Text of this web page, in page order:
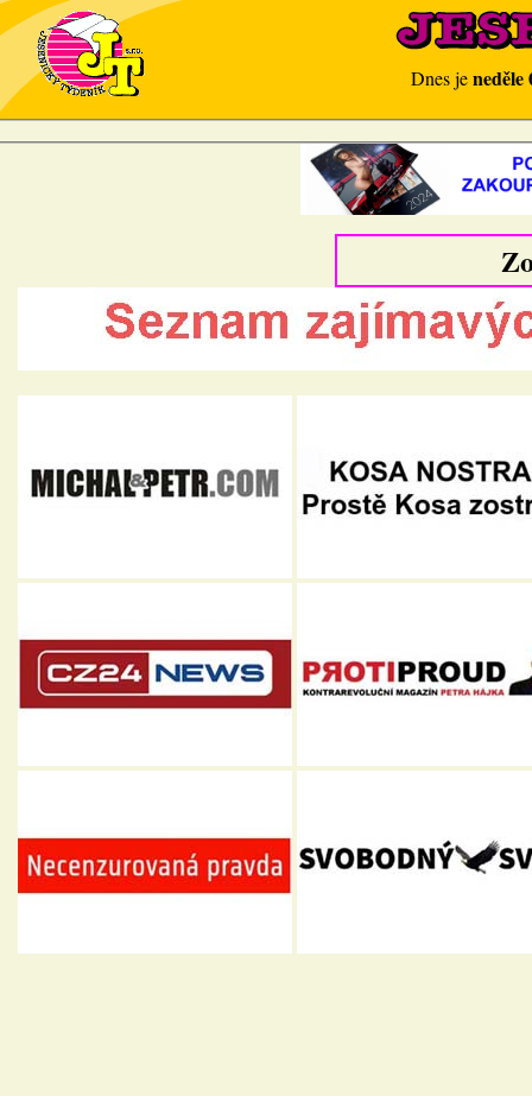
Dnes jeneděle